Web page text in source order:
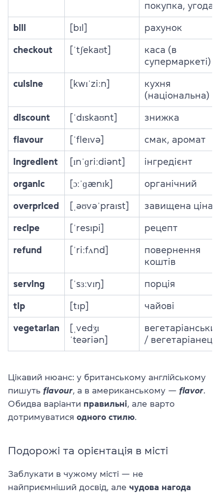
покупка, угода
bill [bɪl] рахунок
checkout [ˈtʃekaʊt]
каса (в
супермаркеті)
cuisine [kwɪˈziːn]
кухня
(національна)
discount [ˈdɪskaʊnt] знижка
flavour [ˈfleɪvə] смак, аромат
ingredient [ɪnˈɡriːdiənt] інгредієнт
organic [ɔːˈɡænɪk] органічний
overpriced [ˌəʊvəˈpraɪst] завищена ціна
recipe [ˈresɪpi] рецепт
refund [ˈriːfʌnd]
повернення
коштів
serving [ˈsɜːvɪŋ] порція
tip [tɪp] чайові
vegetarian
[ˌvedʒɪ
ˈteəriən]
/ вегетаріанець
Цікавий нюанс: у британському англійському
пишуть flavour , а в американському — flavor
Обидва варіанти правильні , але варто
дотримуватися одного стилю
Подорожі та орієнтація в місті
Заблукати в чужому місті — не
найприємніший досвід, але чудова нагода